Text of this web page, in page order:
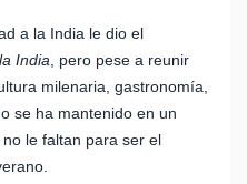
a la India le dio el
India , pero pese a reunir
milenaria, gastronomía,
se ha mantenido en un
le faltan para ser el